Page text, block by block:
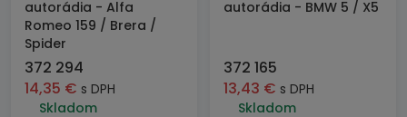
autorádia - Alfa
Romeo 159 / Brera /
Spider
372 294
14,35 € s DPH
Skladom
autorádia - BMW 5 / X5
372 165
13,43 € s DPH
Skladom